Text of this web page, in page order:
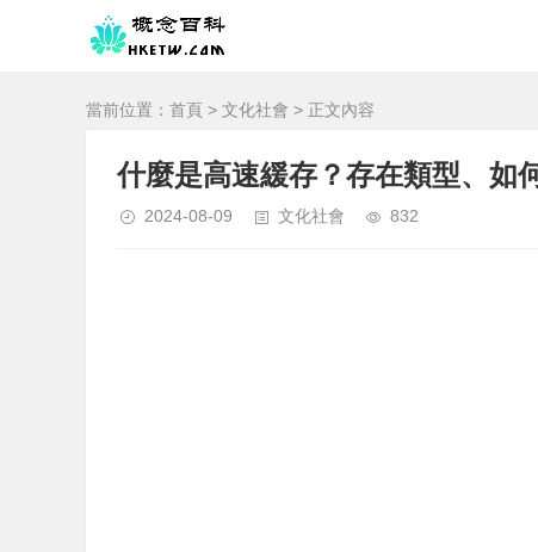
當前位置： 首頁 > 文化社會 > 正文內容
什麼是高速緩存？存在類型、如
2024-08-09 文化社會 832